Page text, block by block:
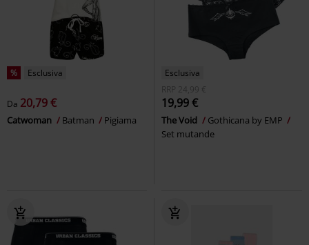
% Esclusiva
Da 20,79 €
Catwoman Batman Pigiama
Esclusiva
RRP
24,99 €
19,99 €
The Void
Gothicana by EMP
Set mutande